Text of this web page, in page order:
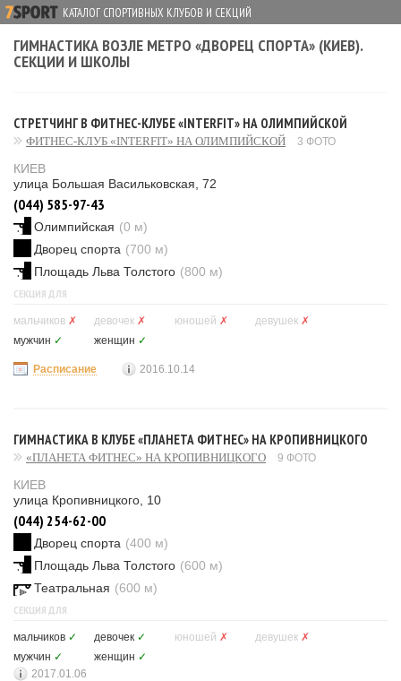
КАТАЛОГ СПОРТИВНЫХ КЛУБОВ И СЕКЦИЙ
ГИМНАСТИКА ВОЗЛЕ МЕТРО «ДВОРЕЦ СПОРТА» (КИЕВ).
СЕКЦИИ И ШКОЛЫ
СТРЕТЧИНГ В ФИТНЕС-КЛУБЕ «INTERFIT» НА ОЛИМПИЙСКОЙ
ФИТНЕС-КЛУБ «INTERFIT» НА ОЛИМПИЙСКОЙ 3 ФОТО
КИЕВ
улица Большая Васильковская, 72
(044) 585-97-43
Олимпийская (0 м)
Дворец спорта (700 м)
Площадь Льва Толстого (800 м)
СЕКЦИЯ ДЛЯ
мальчиков ✗ девочек ✗ юношей ✗ девушек ✗
мужчин ✓ женщин ✓
Расписание 2016.10.14
ГИМНАСТИКА В КЛУБЕ «ПЛАНЕТА ФИТНЕС» НА КРОПИВНИЦКОГО
«ПЛАНЕТА ФИТНЕС» НА КРОПИВНИЦКОГО 9 ФОТО
КИЕВ
улица Кропивницкого, 10
(044) 254-62-00
Дворец спорта (400 м)
Площадь Льва Толстого (600 м)
Театральная (600 м)
СЕКЦИЯ ДЛЯ
мальчиков ✓ девочек ✓ юношей ✗ девушек ✗
мужчин ✓ женщин ✓
2017.01.06